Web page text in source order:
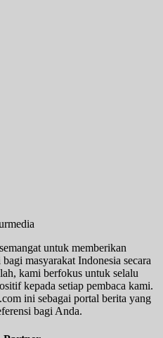
untuk memberikan
masyarakat Indonesia secara
kami berfokus untuk selalu
kepada setiap pembaca kami.
ini sebagai portal berita yang
bagi Anda.